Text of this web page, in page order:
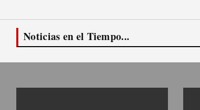
Noticias en el Tiempo...